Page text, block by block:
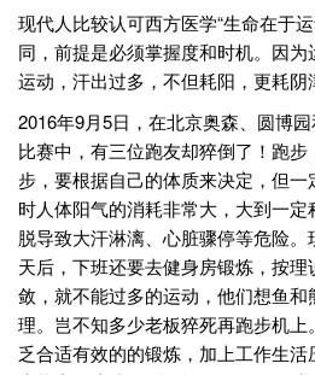
现代人比较认可西方医学“生命在于
同，前提是必须掌握度和时机。因
运动，汗出过多，不但耗阳，更耗阴
2016年9月5日，在北京奥森、圆博
比赛中，有三位跑友却猝倒了！跑
步，要根据自己的体质来决定，但
时人体阳气的消耗非常大，大到一
脱导致大汗淋漓、心脏骤停等危险
天后，下班还要去健身房锻炼，按
敛，就不能过多的运动，他们想鱼
理。岂不知多少老板猝死再跑步机
乏合适有效的的锻炼，加上工作生